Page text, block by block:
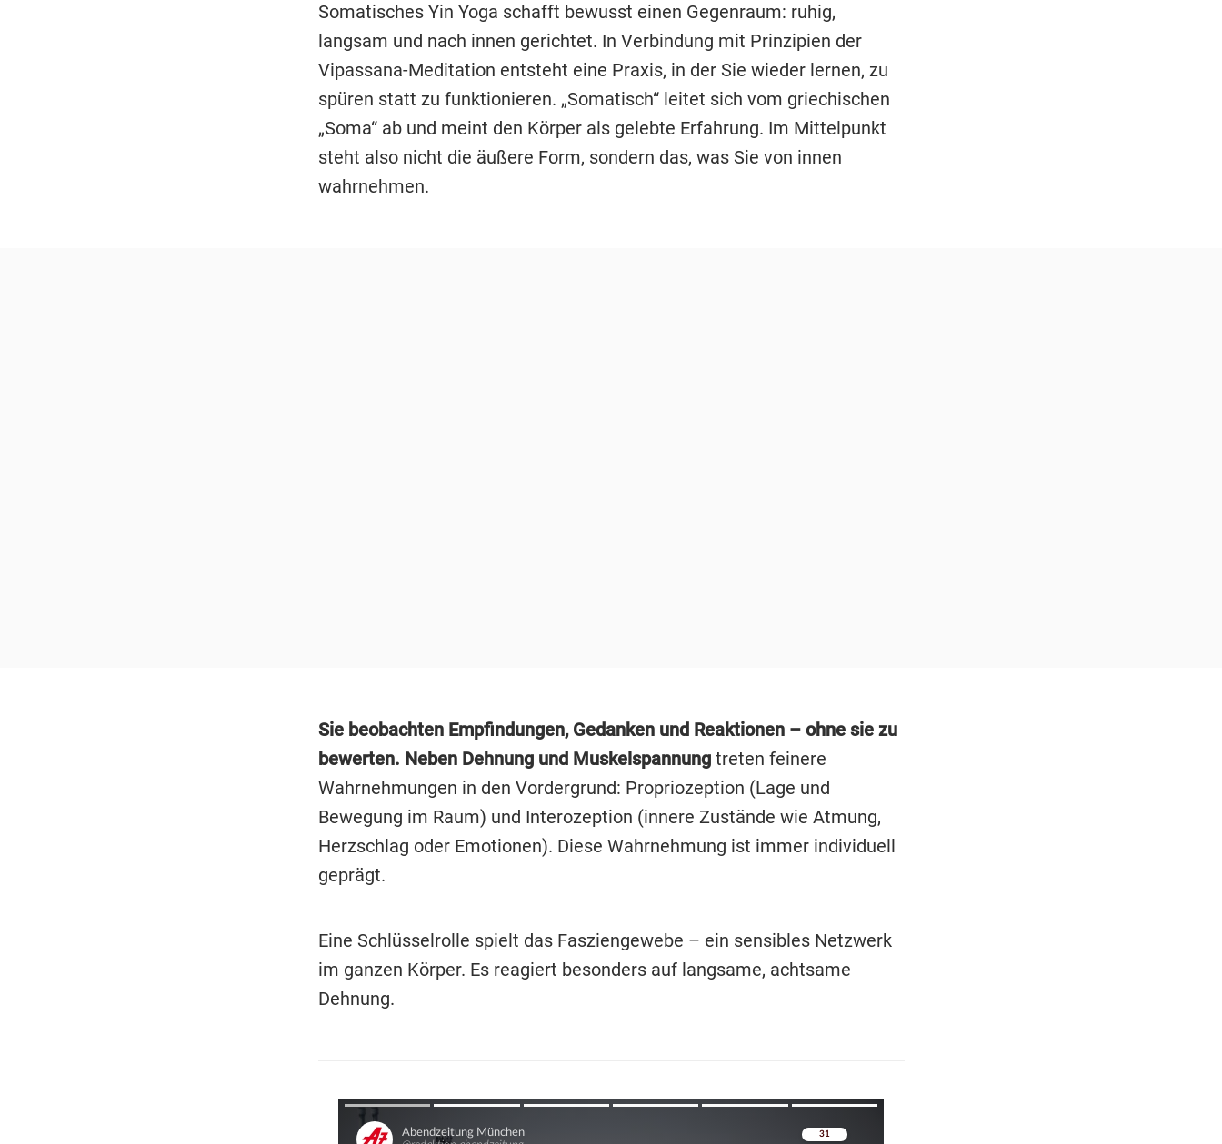
Somatisches Yin Yoga schafft bewusst einen Gegenraum: ruhig,
langsam und nach innen gerichtet. In Verbindung mit Prinzipien der
Vipassana-Meditation entsteht eine Praxis, in der Sie wieder lernen, zu
spüren statt zu funktionieren. „Somatisch“ leitet sich vom griechischen
„Soma“ ab und meint den Körper als gelebte Erfahrung. Im Mittelpunkt
steht also nicht die äußere Form, sondern das, was Sie von innen
wahrnehmen.
Sie beobachten Empfindungen, Gedanken und Reaktionen – ohne sie zu
bewerten. Neben Dehnung und Muskelspannungtreten feinere
Wahrnehmungen in den Vordergrund: Propriozeption (Lage und
Bewegung im Raum) und Interozeption (innere Zustände wie Atmung,
Herzschlag oder Emotionen). Diese Wahrnehmung ist immer individuell
geprägt.
Eine Schlüsselrolle spielt das Fasziengewebe – ein sensibles Netzwerk
im ganzen Körper. Es reagiert besonders auf langsame, achtsame
Dehnung.